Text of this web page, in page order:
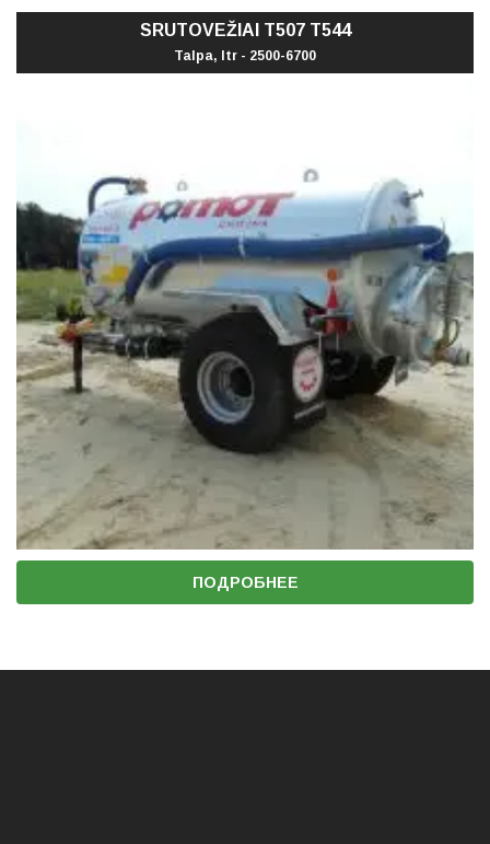
SRUTOVEŽIAI T507 T544
Talpa, ltr - 2500-6700
ПОДРОБНЕЕ